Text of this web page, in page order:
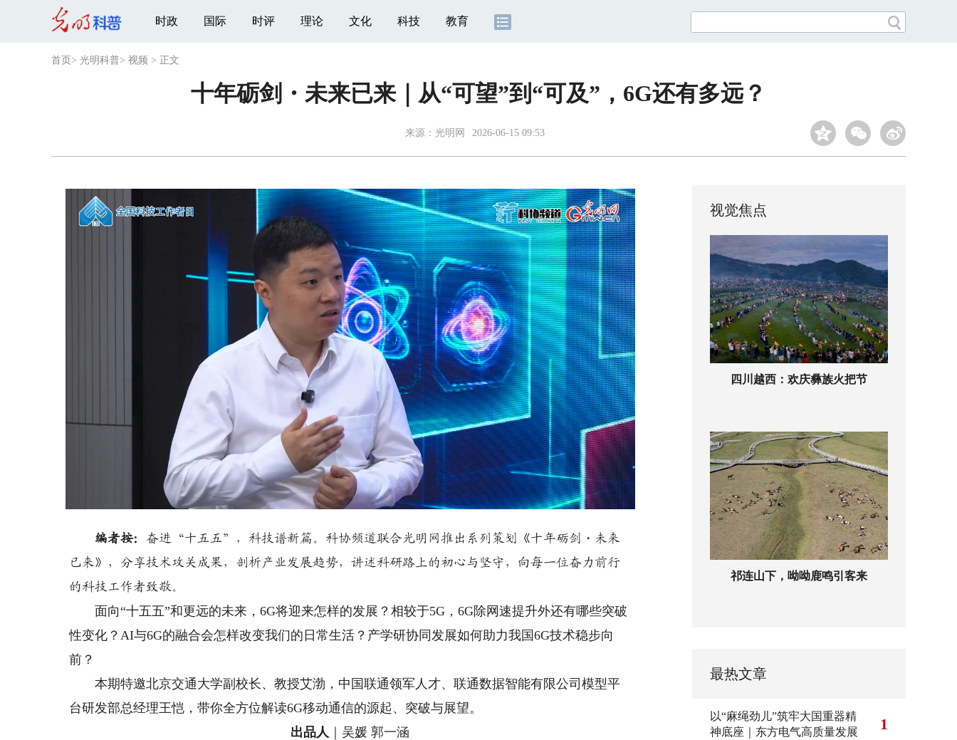
时政 国际 时评 理论 文化 科技 教育
首页 > 光明科普> 视频 > 正文
十年砺剑・未来已来｜从“可望”到“可及”，6G还有多远？
来源： 光明网 2026-06-15 09:53
Loaded:
3.50%
Playback
Rate
编者按：奋进“十五五”，科技谱新篇。科协频道联合光明网推出系列策划《十年砺剑・未来
已来》，分享技术攻关成果，剖析产业发展趋势，讲述科研路上的初心与坚守，向每一位奋力前行
的科技工作者致敬。
面向“十五五”和更远的未来，6G将迎来怎样的发展？相较于5G，6G除网速提升外还有哪些突破
性变化？AI与6G的融合会怎样改变我们的日常生活？产学研协同发展如何助力我国6G技术稳步向
前？
本期特邀北京交通大学副校长、教授艾渤，中国联通领军人才、联通数据智能有限公司模型平
台研发部总经理王恺，带你全方位解读6G移动通信的源起、突破与展望。
出品人 ｜吴媛 郭一涵
视觉焦点
四川越西：欢庆彝族火把节
祁连山下，呦呦鹿鸣引客来
最热文章
以“麻绳劲儿”筑牢大国重器精
神底座｜东方电气高质量发展
1